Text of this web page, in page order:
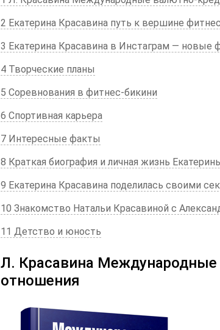
2 Екатерина Красавина путь к вершине
3 Екатерина Красавина в Инстаграм — новые
4 Творческие планы
5 Соревнования в фитнес-бикини
6 Спортивная карьера
7 Интересные факты
8 Краткая биография и личная жизнь
9 Екатерина Красавина поделилась своими
10 Знакомство Натальи Красавиной с
11 Детство и юность
Л. Красавина
отношения